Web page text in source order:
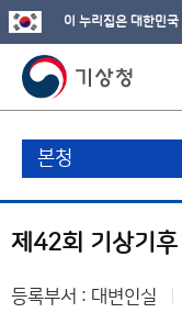
이 누리집은 대한민
본청
제42회 기상기
등록부서 : 대변인실